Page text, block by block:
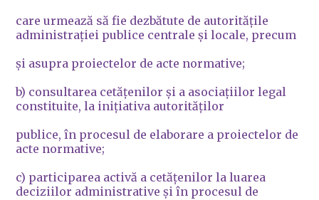
care urmează să fie dezbătute de autorităţile
administraţiei publice centrale şi locale, precum
şi asupra proiectelor de acte normative;
b) consultarea cetăţenilor şi a asociaţiilor legal
constituite, la iniţiativa autorităţilor
publice, în procesul de elaborare a proiectelor de
acte normative;
c) participarea activă a cetăţenilor la luarea
deciziilor administrative şi în procesul de